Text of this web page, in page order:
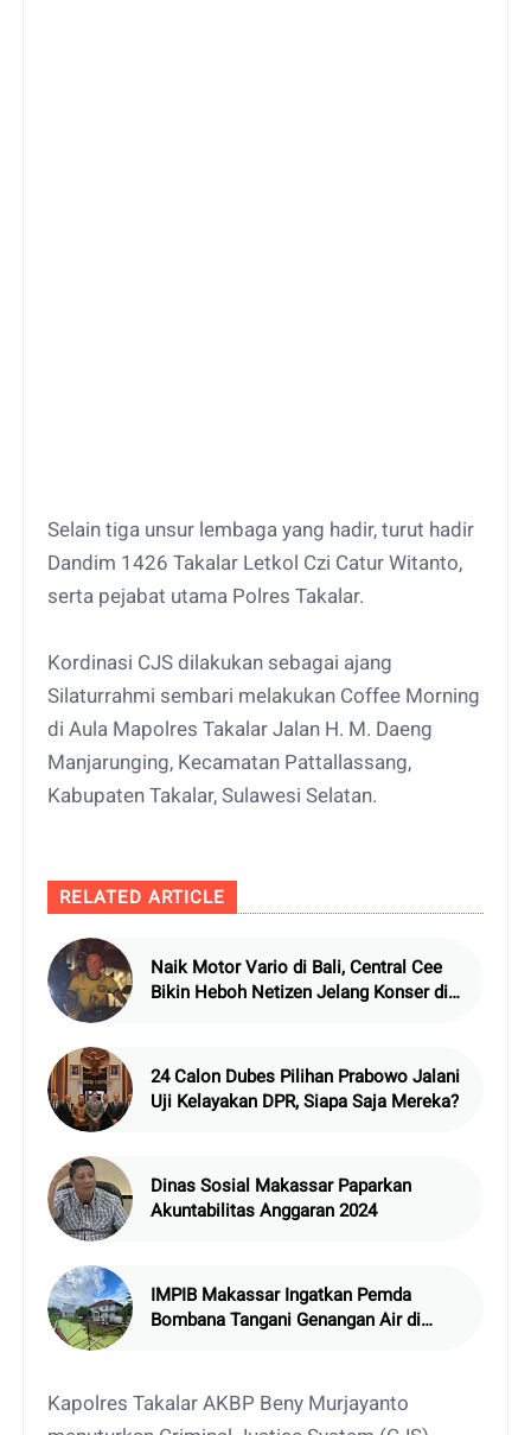
Selain tiga unsur lembaga yang hadir, turut hadir
Dandim 1426 Takalar Letkol Czi Catur Witanto,
serta pejabat utama Polres Takalar.
Kordinasi CJS dilakukan sebagai ajang
Silaturrahmi sembari melakukan Coffee Morning
di Aula Mapolres Takalar Jalan H. M. Daeng
Manjarunging, Kecamatan Pattallassang,
Kabupaten Takalar, Sulawesi Selatan.
RELATED ARTICLE
Naik Motor Vario di Bali, Central Cee
Bikin Heboh Netizen Jelang Konser di
24 Calon Dubes Pilihan Prabowo Jalani
Uji Kelayakan DPR, Siapa Saja Mereka?
Dinas Sosial Makassar Paparkan
Akuntabilitas Anggaran 2024
IMPIB Makassar Ingatkan Pemda
Bombana Tangani Genangan Air di
Kapolres Takalar AKBP Beny Murjayanto